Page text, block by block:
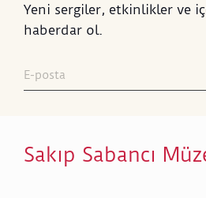
Yeni sergiler, etkinlikler ve
haberdar ol.
Sakıp Sabancı